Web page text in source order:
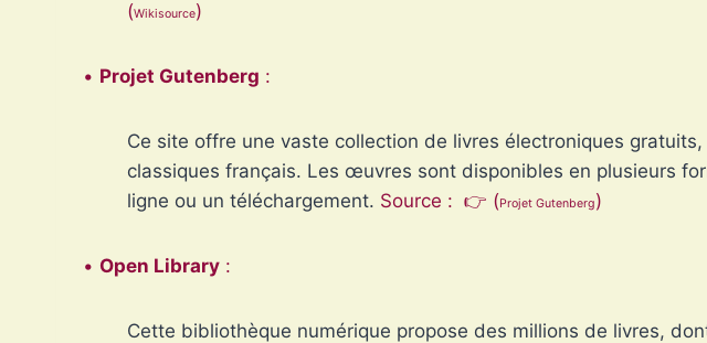
(Wikisource)
• Projet Gutenberg :
Ce site offre une vaste collection de livres électroniques
classiques français. Les œuvres sont disponibles en plusieurs
ligne ou un téléchargement. Source : 👉 (Projet Gutenberg)
• Open Library :
Cette bibliothèque numérique propose des millions de livres,